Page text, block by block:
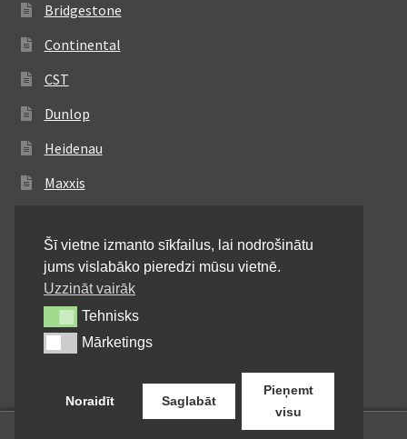
Bridgestone
Continental
CST
Dunlop
Heidenau
Maxxis
Michelin
Mitas
Pirelli
Shinko
Šī vietne izmanto sīkfailus, lai nodrošinātu
jums vislabāko pieredzi mūsu vietnē.
Uzzināt vairāk
TehnisksTehnisks
MārketingsMārketings
Noraidīt Saglabāt
Pieņemt
visu